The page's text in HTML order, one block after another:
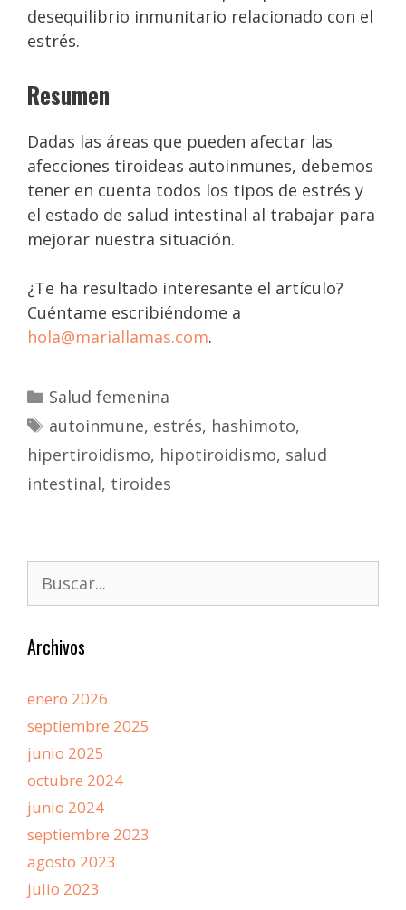
desequilibrio inmunitario relacionado con el
estrés.
​Resumen
Dadas las áreas que pueden afectar las
afecciones tiroideas autoinmunes, debemos
tener en cuenta todos los tipos de estrés y
el estado de salud intestinal al trabajar para
mejorar nuestra situación.
¿Te ha resultado interesante el artículo?
Cuéntame escribiéndome a
hola@mariallamas.com.
Salud femenina
autoinmune, estrés, hashimoto,
hipertiroidismo, hipotiroidismo, salud
intestinal, tiroides
Archivos
enero 2026
septiembre 2025
junio 2025
octubre 2024
junio 2024
septiembre 2023
agosto 2023
julio 2023